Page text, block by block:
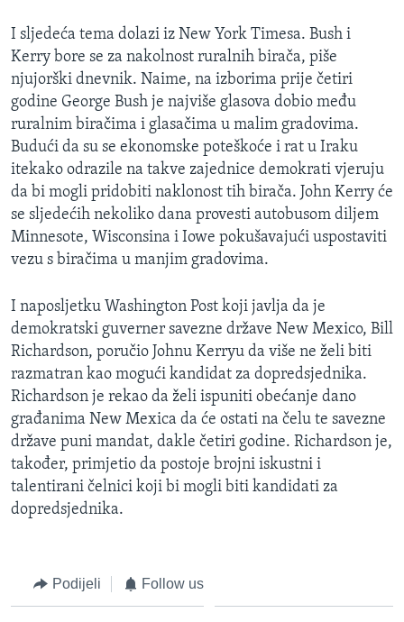
Jezici
I sljedeća tema dolazi iz New York Timesa. Bush i
Kerry bore se za nakolnost ruralnih birača, piše
njujorški dnevnik. Naime, na izborima prije četiri
godine George Bush je najviše glasova dobio među
ruralnim biračima i glasačima u malim gradovima.
Budući da su se ekonomske poteškoće i rat u Iraku
itekako odrazile na takve zajednice demokrati vjeruju
da bi mogli pridobiti naklonost tih birača. John Kerry će
se sljedećih nekoliko dana provesti autobusom diljem
Minnesote, Wisconsina i Iowe pokušavajući uspostaviti
vezu s biračima u manjim gradovima.
I naposljetku Washington Post koji javlja da je
demokratski guverner savezne države New Mexico, Bill
Richardson, poručio Johnu Kerryu da više ne želi biti
razmatran kao mogući kandidat za dopredsjednika.
Richardson je rekao da želi ispuniti obećanje dano
građanima New Mexica da će ostati na čelu te savezne
države puni mandat, dakle četiri godine. Richardson je,
također, primjetio da postoje brojni iskustni i
talentirani čelnici koji bi mogli biti kandidati za
dopredsjednika.
Podijeli Follow us